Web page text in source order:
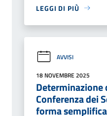
LEGGI DI PIÙ
AVVISI
18 NOVEMBRE 2025
Determinazione
Conferenza dei
forma